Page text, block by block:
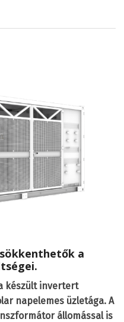
a
készült invertert
napelemes üzletága. A
állomással is